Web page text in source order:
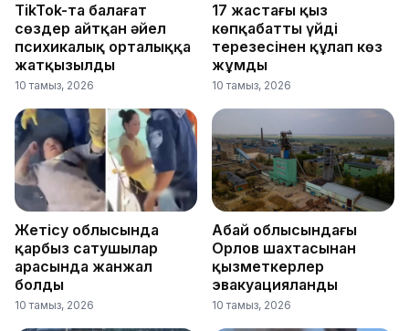
TikTok-та балағат
сөздер айтқан әйел
психикалық орталыққа
жатқызылды
10 тамыз, 2026
17 жастағы қыз
көпқабатты үйдің
терезесінен құлап көз
жұмды
10 тамыз, 2026
Жетісу облысында
қарбыз сатушылар
арасында жанжал
болды
10 тамыз, 2026
Абай облысындағы
Орлов шахтасынан
қызметкерлер
эвакуацияланды
10 тамыз, 2026